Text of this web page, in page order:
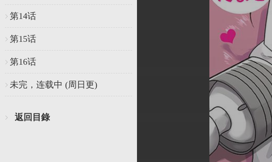
第14话
第15话
第16话
未完，连载中 (周日更)
返回目錄